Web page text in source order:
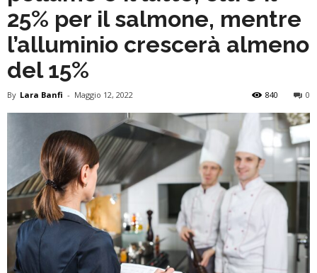
25% per il salmone, mentre
l’alluminio crescerà almeno
del 15%
By Lara Banfi - Maggio 12, 2022 0
840